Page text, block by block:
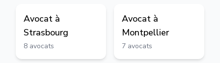
Avocat à
Strasbourg
8 avocats
Avocat à
Montpellier
7 avocats